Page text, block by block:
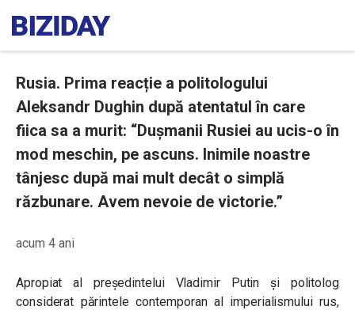
Rusia. Prima reacție a politologului
Aleksandr Dughin după atentatul în care
fiica sa a murit: “Dușmanii Rusiei au ucis-o în
mod meschin, pe ascuns. Inimile noastre
tânjesc după mai mult decât o simplă
răzbunare. Avem nevoie de victorie.”
acum 4 ani
Apropiat al președintelui Vladimir Putin și politolog
considerat părintele contemporan al imperialismului rus,